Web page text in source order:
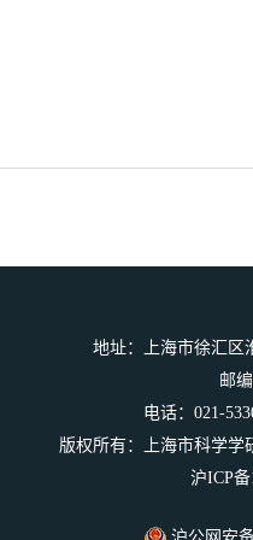
地址：上海市徐汇区
邮
电话：021-
版权所有：上海市科学学
沪ICP备